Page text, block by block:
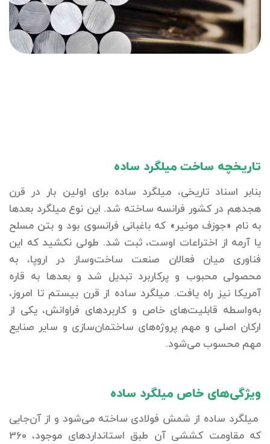
تاریخچه ساخت میلگرد ساده
بنابر اسناد تاریخی، میلگرد ساده برای اولین بار در قرن
هجدهم در کشور فرانسه ساخته شد. این نوع میلگرد بعدها
به نام «جوزف مونیر» که باغبانی فرانسوی بود و بتن مسلح
یا آرمه از اختراعات اوست، ثبت شد. طولی نکشید که این
فناوری میان فعالان صنعت ساخت‌وساز در اروپا، به
محصولی محبوب و پرکاربرد تبدیل شد و بعدها به قاره
آمریکا نیز راه یافت. میلگرد ساده از قرن بیستم تا امروز،
به‌واسطه قابلیت‌های خاص و کاربردهای فراوانش، یکی از
ارکان اصلی و مهم پروژه‌های ساختمان‌سازی و سایر صنایع
مهم محسوب می‌شود.
ویژگی‌های خاص میلگرد ساده
میلگرد ساده از شمش فولادی ساخته می‌شود و از آن‌جایی
که مقاومت کششی آن طبق استانداردهای موجود، 360